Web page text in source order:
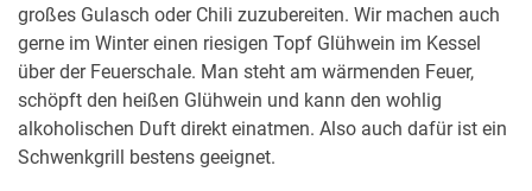
großes Gulasch oder Chili zuzubereiten. Wir machen auch
gerne im Winter einen riesigen Topf Glühwein im Kessel
über der Feuerschale. Man steht am wärmenden Feuer,
schöpft den heißen Glühwein und kann den wohlig
alkoholischen Duft direkt einatmen. Also auch dafür ist ein
Schwenkgrill bestens geeignet.